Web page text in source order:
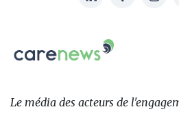
sur:
Carenews,
Le
des
Le média des acteurs de